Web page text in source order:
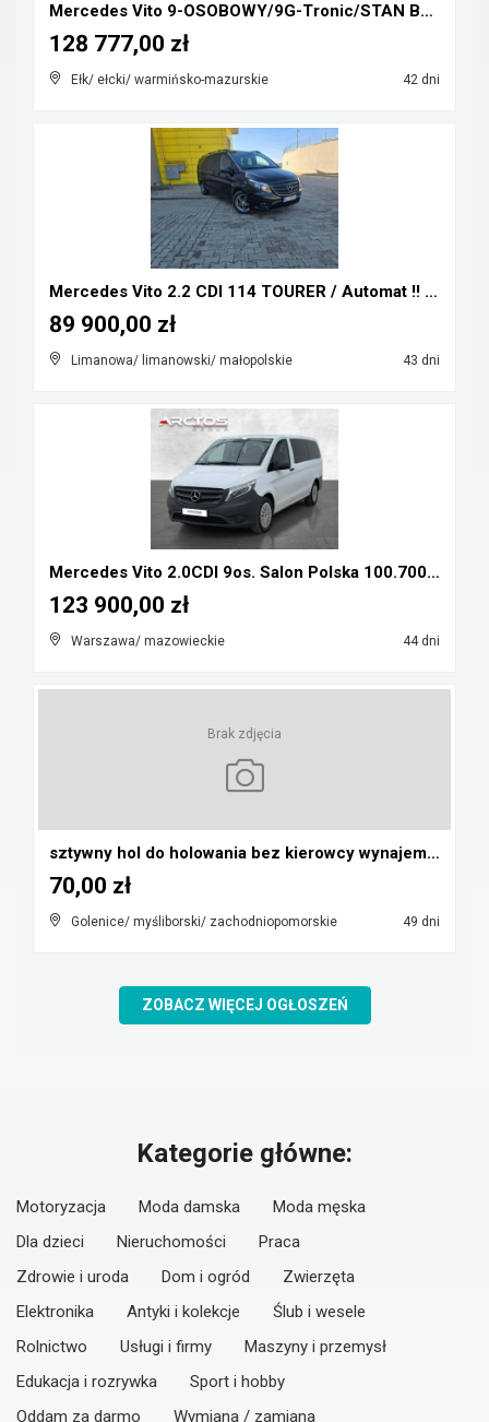
Mercedes Vito 9-OSOBOWY/9G-Tronic/STAN BDB/GWARANC...
Ełk/ ełcki/ warmińsko-mazurskie 42 dni
128 777,00 zł
Mercedes Vito 2.2 CDI 114 TOURER / Automat !! Extr...
Limanowa/ limanowski/ małopolskie 43 dni
89 900,00 zł
Mercedes Vito 2.0CDI 9os. Salon Polska 100.700nett...
Warszawa/ mazowieckie 44 dni
123 900,00 zł
Brak zdjęcia
sztywny hol do holowania bez kierowcy wynajem 99 z...
Golenice/ myśliborski/ zachodniopomorskie 49 dni
70,00 zł
ZOBACZ WIĘCEJ OGŁOSZEŃ
Kategorie główne:
Motoryzacja Moda damska
Moda męska
Dla dzieci
Nieruchomości
Praca
Zdrowie i uroda
Dom i ogród
Zwierzęta
Elektronika
Antyki i kolekcje
Ślub i wesele
Rolnictwo
Usługi i firmy
Maszyny i przemysł
Edukacja i rozrywka
Sport i hobby
Oddam za darmo
Wymiana / zamiana